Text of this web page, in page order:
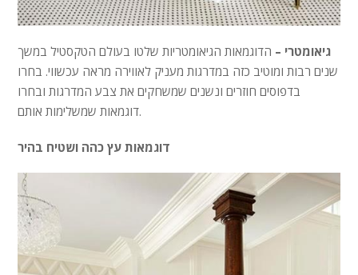
גיאומטרי – הדוגמאות הגיאומטריות שלטו בעולם הטקסטיל במשך
שנים רבות ומוטיב כזה במדרגות מעניק לאווירה מראה עכשווי. בחרו
בדפוסים חוזרים ונשנים שמשחקים את צבע המדרגות ובחרו
דוגמאות שמשלימות אותם.
דוגמאות עץ כהה ושטיח בהיר